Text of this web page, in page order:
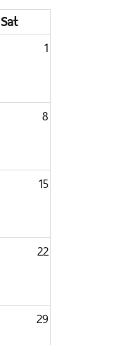
Sat
1
8
15
22
29